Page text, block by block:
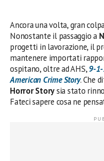
Ancora una volta, gran
Nonostante il passaggio a
progetti in lavorazione, il
mantenere importati
ospitano, oltre ad AHS,9-
American Crime Story. Che
Horror Storysia stato
Fateci sapere cosa ne